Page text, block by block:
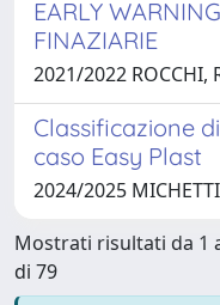
EARLY
FINAZIARIE
2021/2022 ROCCHI,
Classificazione
caso Easy Plast
2024/2025
Mostrati risultati da 1
di 79